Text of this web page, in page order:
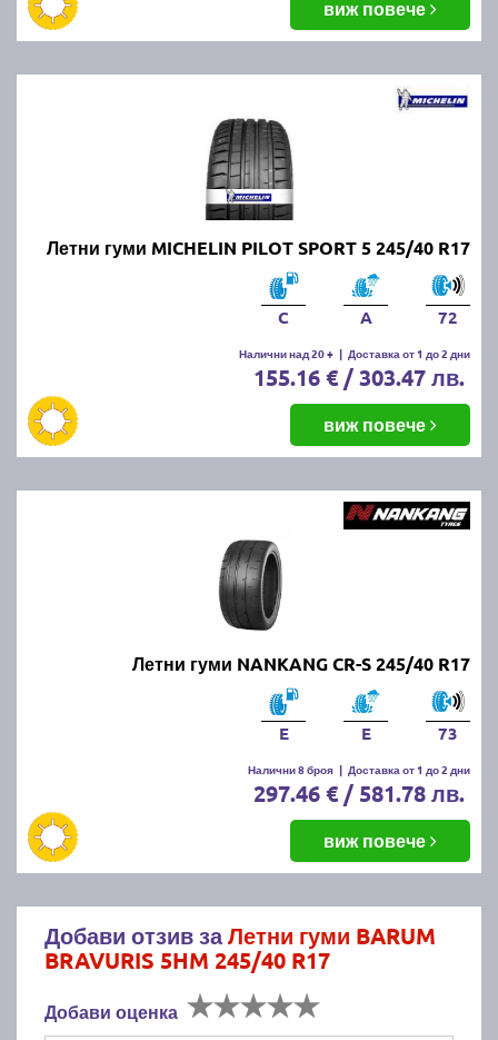
виж повече
Летни гуми MICHELIN PILOT SPORT 5 245/40 R17
C A 72
Налични над 20 + | Доставка от 1 до 2 дни
155.16 € / 303.47 лв.
виж повече
Летни гуми NANKANG CR-S 245/40 R17
E E 73
Налични 8 броя | Доставка от 1 до 2 дни
297.46 € / 581.78 лв.
виж повече
Добави отзив заЛетни гуми BARUM
BRAVURIS 5HM 245/40 R17
Добави оценка